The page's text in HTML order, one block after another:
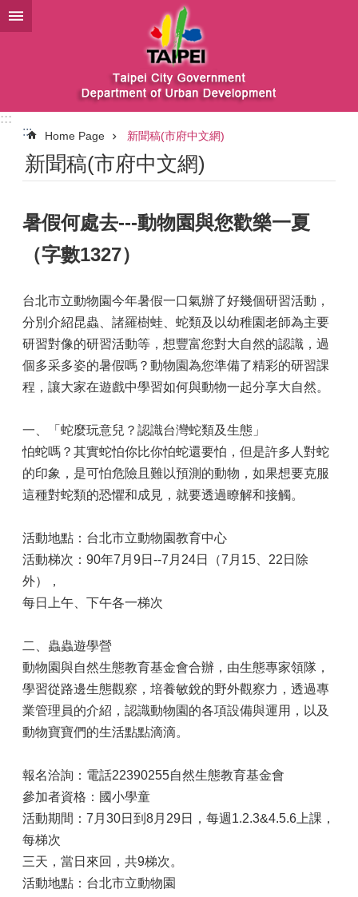
Jump to the content zone at the center
:::
:::
Home Page 新聞稿(市府中文網)
新聞稿(市府中文網)
暑假何處去---動物園與您歡樂一夏
（字數1327）
台北市立動物園今年暑假一口氣辦了好幾個研習活動，
分別介紹昆蟲、諸羅樹蛙、蛇類及以幼稚園老師為主要
研習對像的研習活動等，想豐富您對大自然的認識，過
個多采多姿的暑假嗎？動物園為您準備了精彩的研習課
程，讓大家在遊戲中學習如何與動物一起分享大自然。
一、「蛇麼玩意兒？認識台灣蛇類及生態」
怕蛇嗎？其實蛇怕你比你怕蛇還要怕，但是許多人對蛇
的印象，是可怕危險且難以預測的動物，如果想要克服
這種對蛇類的恐懼和成見，就要透過瞭解和接觸。
活動地點：台北市立動物園教育中心
活動梯次：90年7月9日--7月24日（7月15、22日除
外），
每日上午、下午各一梯次
二、蟲蟲遊學營
動物園與自然生態教育基金會合辦，由生態專家領隊，
學習從路邊生態觀察，培養敏銳的野外觀察力，透過專
業管理員的介紹，認識動物園的各項設備與運用，以及
動物寶寶們的生活點點滴滴。
報名洽詢：電話22390255自然生態教育基金會
參加者資格：國小學童
活動期間：7月30日到8月29日，每週1.2.3&4.5.6上課，
每梯次
三天，當日來回，共9梯次。
活動地點：台北市立動物園